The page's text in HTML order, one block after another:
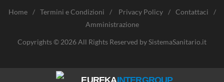
Home / Termini e Condizioni / Privacy Policy / Contattaci
/
Amministrazione
Copyrights © 2026 All Rights Reserved by SistemaSanitario.it
EUREKAINTERGROUP